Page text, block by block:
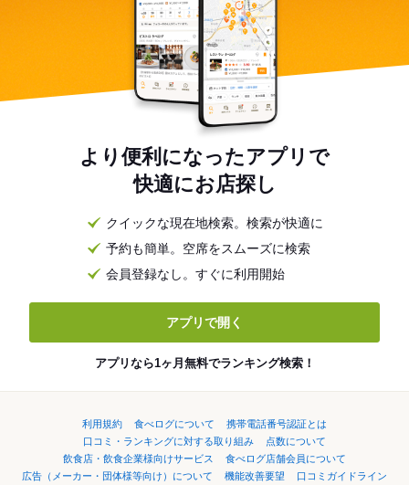
より便利になったアプリで
快適にお店探し
クイックな現在地検索。検索が快適に
予約も簡単。空席をスムーズに検索
会員登録なし。すぐに利用開始
アプリで開く
アプリなら1ヶ月無料でランキング検索！
利用規約 食べログについて
携帯電話番号認証とは
口コミ・ランキングに対する取り組み
点数について
飲食店・飲食企業様向けサービス
食べログ店舗会員について
広告（メーカー・団体様等向け）について
機能改善要望 口コミガイドライン